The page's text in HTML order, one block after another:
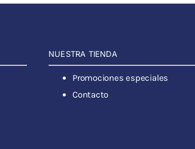
NUESTRA TIENDA
Promociones especiales
Contacto